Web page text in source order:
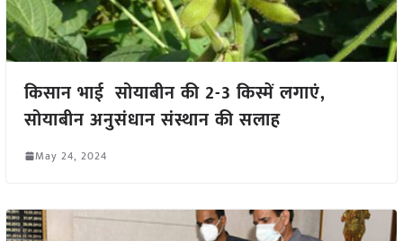
किसान भाई सोयाबीन की 2-3 किस्में लगाएं,
सोयाबीन अनुसंधान संस्थान की सलाह
May 24, 2024